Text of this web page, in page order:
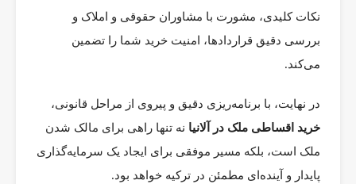
نکات کلیدی، مشورت با مشاوران حقوقی و املاک و
بررسی دقیق قراردادها، امنیت خرید شما را تضمین
می‌کند.
در نهایت، با برنامه‌ریزی دقیق و پیروی از مراحل قانونی،
خرید اقساطی ملک در آلانیا نه تنها راهی برای مالک شدن
ملک است، بلکه مسیر موفقی برای ایجاد یک سرمایه‌گذاری
پایدار و آینده‌ای مطمئن در ترکیه خواهد بود.